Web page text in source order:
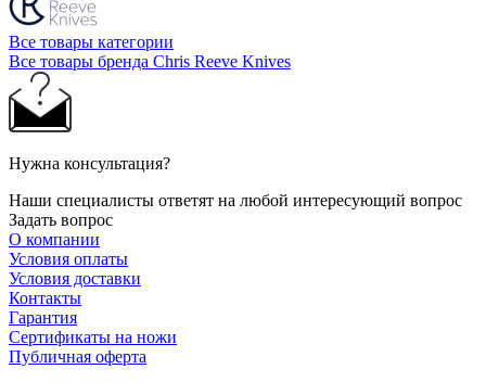
Все товары категории
Все товары бренда Chris Reeve Knives
Нужна консультация?
Наши специалисты ответят на любой интересующий вопрос
Задать вопрос
О компании
Условия оплаты
Условия доставки
Контакты
Гарантия
Сертификаты на ножи
Публичная оферта